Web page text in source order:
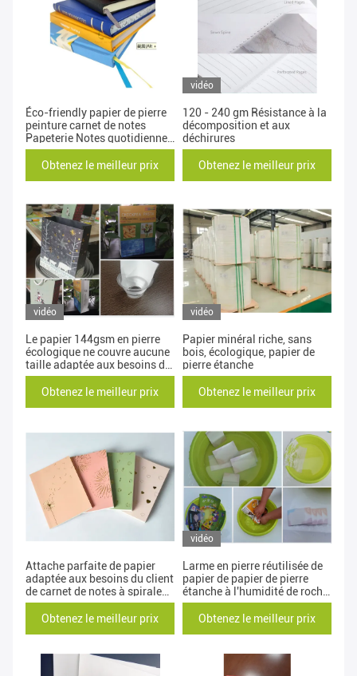
Éco-friendly papier de pierre
peinture carnet de notes
Papeterie Notes quotidiennes
Bureau École Journal
personnalisé
Obtenez le meilleur prix
vidéo
120 - 240 gm Résistance à la
décomposition et aux
déchirures
Obtenez le meilleur prix
vidéo
Le papier 144gsm en pierre
écologique ne couvre aucune
taille adaptée aux besoins du
client par pollution
Obtenez le meilleur prix
vidéo
Papier minéral riche, sans
bois, écologique, papier de
pierre étanche
Obtenez le meilleur prix
Attache parfaite de papier
adaptée aux besoins du client
de carnet de notes à spirale
de pierre imperméable
Obtenez le meilleur prix
vidéo
Larme en pierre réutilisée de
papier de papier de pierre
étanche à l'humidité de roche
résistante
Obtenez le meilleur prix